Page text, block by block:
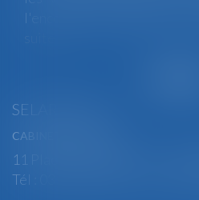
l'encontre des femmes et
SELARL BGBJ
CABINET PRINCIPAL
11 Place Edmond Henry -
Tél : 03 29 82 29 04 - Fax : 03